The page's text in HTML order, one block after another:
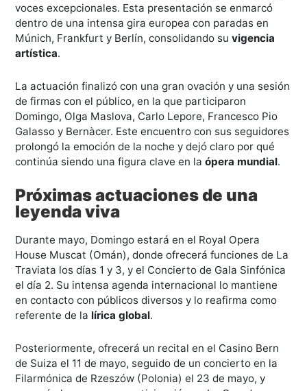
voces excepcionales. Esta presentación se enmarcó
dentro de una intensa gira europea con paradas en
Múnich, Frankfurt y Berlín, consolidando suvigencia
artística.
La actuación finalizó con una gran ovación y una sesión
de firmas con el público, en la que participaron
Domingo, Olga Maslova, Carlo Lepore, Francesco Pio
Galasso y Bernàcer. Este encuentro con sus seguidores
prolongó la emoción de la noche y dejó claro por qué
continúa siendo una figura clave en laópera mundial.
Próximas actuaciones de una
leyenda viva
Durante mayo, Domingo estará en el Royal Opera
House Muscat (Omán), donde ofrecerá funciones de La
Traviata los días 1 y 3, y el Concierto de Gala Sinfónica
el día 2. Su intensa agenda internacional lo mantiene
en contacto con públicos diversos y lo reafirma como
referente de la lírica global.
Posteriormente, ofrecerá un recital en el Casino Bern
de Suiza el 11 de mayo, seguido de un concierto en la
Filarmónica de Rzeszów (Polonia) el 23 de mayo, y